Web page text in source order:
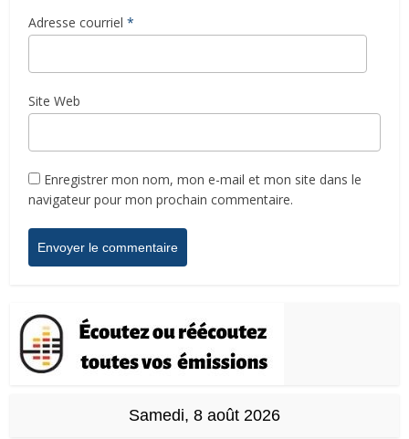
Adresse courriel *
Site Web
Enregistrer mon nom, mon e-mail et mon site dans le
navigateur pour mon prochain commentaire.
Samedi, 8 août 2026